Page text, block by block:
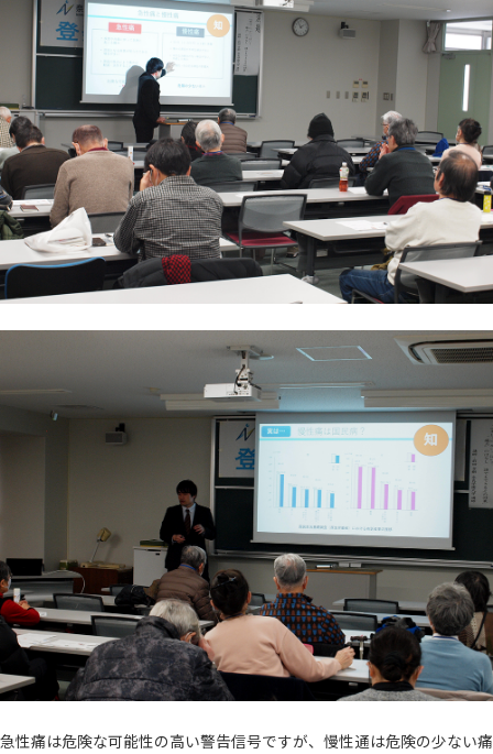
急性痛は危険な可能性の高い警告信号ですが、慢性通は危険の少ない痛